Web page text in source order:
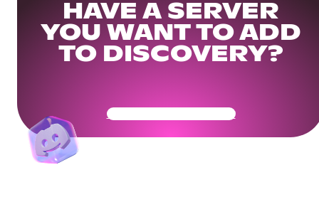
HAVE A SERVER
YOU WANT TO ADD
TO DISCOVERY?
Get Your Community Ready